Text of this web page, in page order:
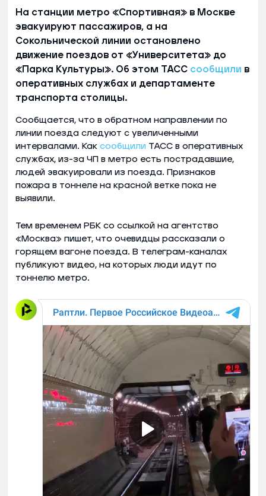
На станции метро «Спортивная» в Москве
эвакуируют пассажиров, а на
Сокольнической линии остановлено
движение поездов от «Университета» до
«Парка Культуры». Об этом ТАСС сообщили в
оперативных службах и департаменте
транспорта столицы.
Сообщается, что в обратном направлении по
линии поезда следуют с увеличенными
интервалами. Как сообщили ТАСС в оперативных
службах, из-за ЧП в метро есть пострадавшие,
людей эвакуировали из поезда. Признаков
пожара в тоннеле на красной ветке пока не
выявили.
Тем временем РБК со ссылкой на агентство
«Москва» пишет, что очевидцы рассказали о
горящем вагоне поезда. В телеграм-каналах
публикуют видео, на которых люди идут по
тоннелю метро.